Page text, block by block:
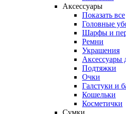
Аксессуары
Показать все
Головные
Шарфы и
Ремни
Украшения
Аксессуары
Подтяжки
Очки
Галстуки и
Кошельки
Косметички
Сумки